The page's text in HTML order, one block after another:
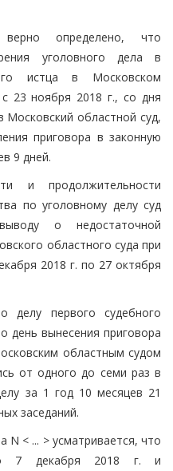
определено, что
уголовного дела в
истца в Московском
23 ноября 2018 г., со дня
Московский областной суд,
приговора в законную
9 дней.
и продолжительности
по уголовному делу суд
о недостаточной
областного суда при
2018 г. по 27 октября
делу первого судебного
день вынесения приговора
областным судом
от одного до семи раз в
за 1 год 10 месяцев 21
заседаний.
N < ... > усматривается, что
7 декабря 2018 г. и